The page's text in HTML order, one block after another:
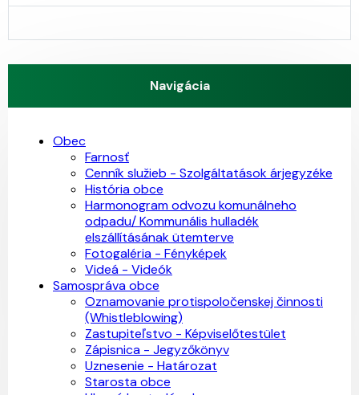
Navigácia
Obec
Farnosť
Cenník služieb - Szolgáltatások árjegyzéke
História obce
Harmonogram odvozu komunálneho
odpadu/ Kommunális hulladék
elszállításának ütemterve
Fotogaléria - Fényképek
Videá - Videók
Samospráva obce
Oznamovanie protispoločenskej činnosti
(Whistleblowing)
Zastupiteľstvo - Képviselőtestület
Zápisnica - Jegyzőkönyv
Uznesenie - Határozat
Starosta obce